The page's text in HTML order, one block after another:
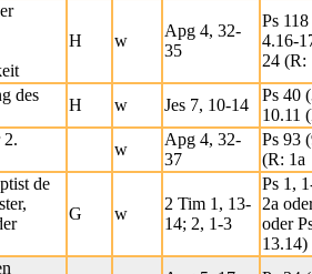
H w
Apg 4, 32-
35
Ps
4.16-
24 (R:
des
H w Jes 7, 10-14
Ps 40
10.11
2.
w
Apg 4, 32-
37
Ps 93
(R: 1a
de
G w
2 Tim 1, 13-
14; 2, 1-3
Ps 1,
2a
oder
13.14)